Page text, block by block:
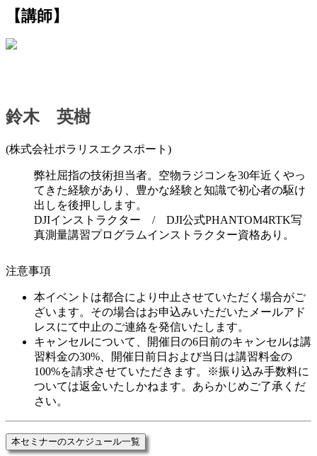
【講師】
鈴木 英樹
(株式会社ポラリスエクスポート)
弊社屈指の技術担当者。空物ラジコンを30年近くやっ
てきた経験があり、豊かな経験と知識で初心者の駆け
出しを後押しします。
DJIインストラクター / DJI公式PHANTOM4RTK写
真測量講習プログラムインストラクター資格あり。
注意事項
本イベントは都合により中止させていただく場合がご
ざいます。その場合はお申込みいただいたメールアド
レスにて中止のご連絡を発信いたします。
キャンセルについて、開催日の6日前のキャンセルは講
習料金の30%、開催日前日および当日は講習料金の
100%を請求させていただきます。※振り込み手数料に
ついては返金いたしかねます。あらかじめご了承くだ
さい。
本セミナーのスケジュール一覧